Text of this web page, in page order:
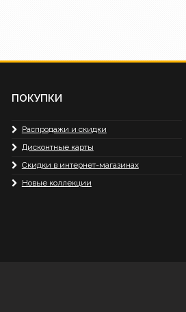
ПОКУПКИ
Распродажи и скидки
Дисконтные карты
Скидки в интернет-магазинах
Новые коллекции